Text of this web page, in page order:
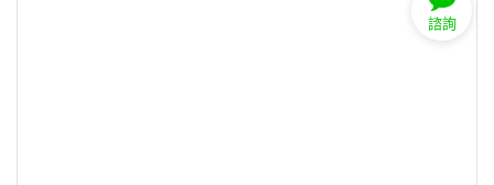
諮詢